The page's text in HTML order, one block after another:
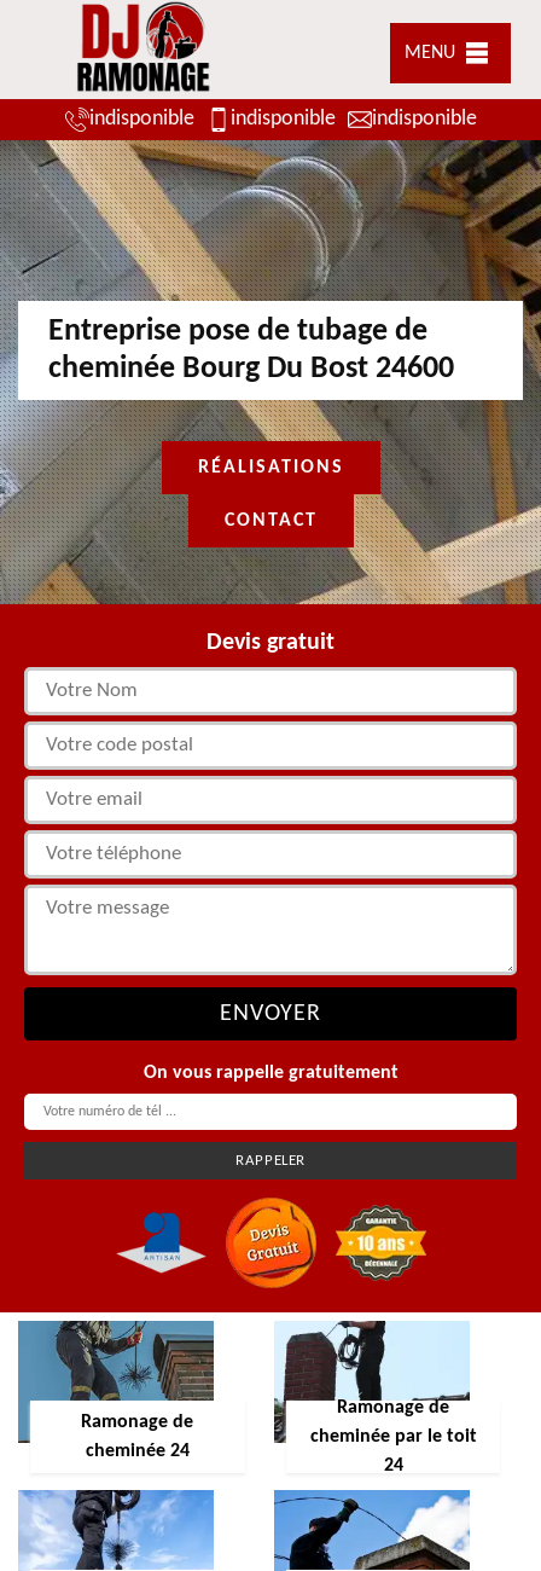
MENU
indisponible indisponible indisponible
Entreprise pose de tubage de
cheminée Bourg Du Bost 24600
RÉALISATIONS
CONTACT
Devis gratuit
On vous rappelle gratuitement
Ramonage de
cheminée 24
Ramonage de
cheminée par le toit
24